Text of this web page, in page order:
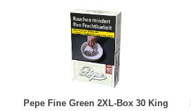
Pepe Fine Green 2XL-Box 30 King